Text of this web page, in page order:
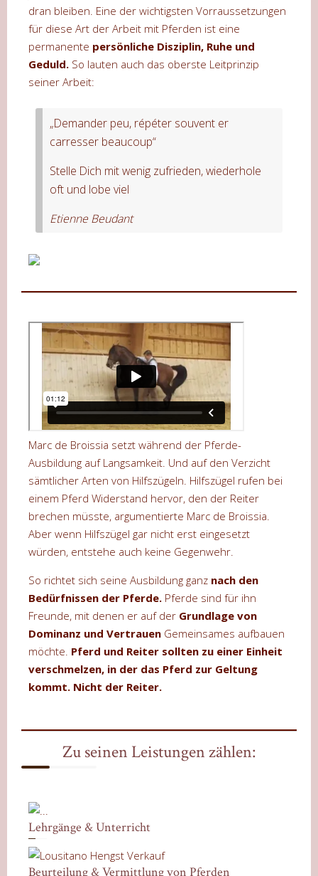
dran bleiben. Eine der wichtigsten Vorraussetzungen
für diese Art der Arbeit mit Pferden ist eine
permanente persönliche Disziplin, Ruhe und
Geduld. So lauten auch das oberste Leitprinzip
seiner Arbeit:
„Demander peu, répéter souvent er
carresser beaucoup“
Stelle Dich mit wenig zufrieden, wiederhole
oft und lobe viel
Etienne Beudant
Marc de Broissia setzt während der Pferde-
Ausbildung auf Langsamkeit. Und auf den Verzicht
sämtlicher Arten von Hilfszügeln. Hilfszügel rufen bei
einem Pferd Widerstand hervor, den der Reiter
brechen müsste, argumentierte Marc de Broissia.
Aber wenn Hilfszügel gar nicht erst eingesetzt
würden, entstehe auch keine Gegenwehr.
So richtet sich seine Ausbildung ganz nach den
Bedürfnissen der Pferde. Pferde sind für ihn
Freunde, mit denen er auf der Grundlage von
Dominanz und Vertrauen Gemeinsames aufbauen
möchte. Pferd und Reiter sollten zu einer Einheit
verschmelzen, in der das Pferd zur Geltung
kommt. Nicht der Reiter.
Zu seinen Leistungen zählen:
Lehrgänge & Unterricht
Beurteilung & Vermittlung von Pferden